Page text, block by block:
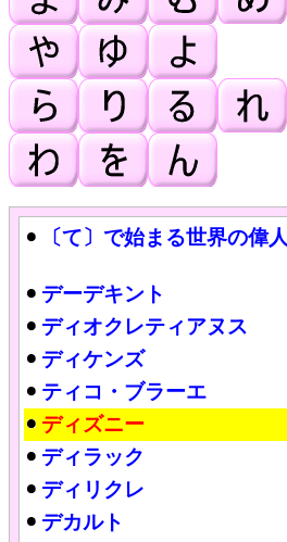
〔て〕で始まる世界の偉人
デーデキント
ディオクレティアヌス
ディケンズ
ティコ・ブラーエ
ディズニー
ディラック
ディリクレ
デカルト